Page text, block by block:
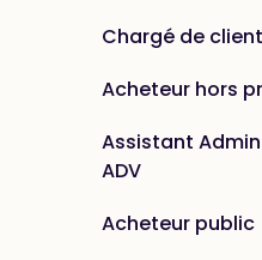
Chargé de
Acheteur hors
Assistant
ADV
Acheteur public